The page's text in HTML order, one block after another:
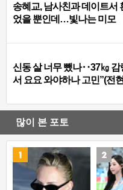
송혜교, 남사친과 데이트서
었을 뿐인데…빛나는 미모
신동 살 너무 뺐나‥37㎏ 감
서 요요 와야하나 고민”(전
많이 본 포토